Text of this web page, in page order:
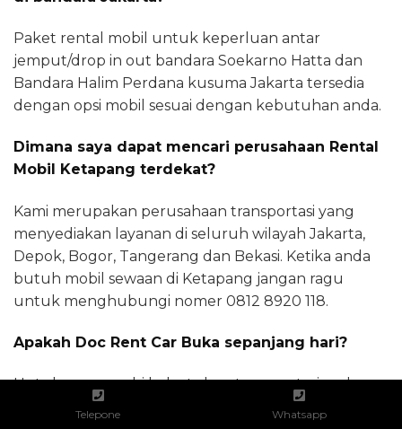
Paket rental mobil untuk keperluan antar
jemput/drop in out bandara Soekarno Hatta dan
Bandara Halim Perdana kusuma Jakarta tersedia
dengan opsi mobil sesuai dengan kebutuhan anda.
Dimana saya dapat mencari perusahaan Rental
Mobil Ketapang terdekat?
Kami merupakan perusahaan transportasi yang
menyediakan layanan di seluruh wilayah Jakarta,
Depok, Bogor, Tangerang dan Bekasi. Ketika anda
butuh mobil sewaan di Ketapang jangan ragu
untuk menghubungi nomer 0812 8920 118.
Apakah Doc Rent Car Buka sepanjang hari?
Untuk memenuhi kebutuhan transportasi anda,
customer support docrentcars.com siap menjawab
Telepone Whatsapp